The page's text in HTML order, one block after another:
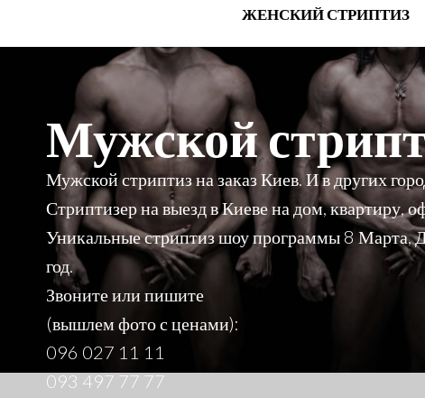
ЖЕНСКИЙ СТРИПТИЗ
Мужской
Мужской стриптиз на заказ Киев. И в других
Стриптизер на выезд в Киеве на дом, квартиру,
Уникальные стриптиз шоу программы 8 Марта,
год.
Звоните или пишите
(вышлем фото с ценами):
096 027 11 11
093 497 77 77